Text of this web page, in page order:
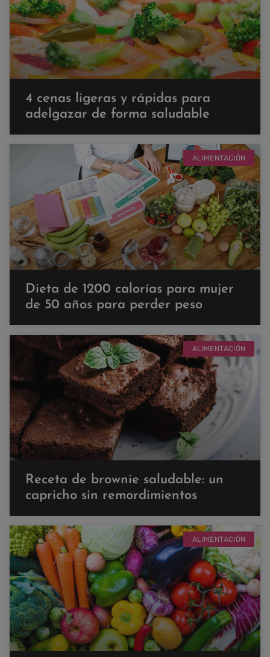
4 cenas ligeras y rápidas para
adelgazar de forma saludable
ALIMENTACIÓN
Dieta de 1200 calorías para mujer
de 50 años para perder peso
ALIMENTACIÓN
Receta de brownie saludable: un
capricho sin remordimientos
ALIMENTACIÓN